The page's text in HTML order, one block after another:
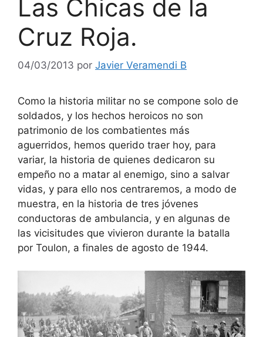
Las Chicas de la
Cruz Roja.
04/03/2013 por Javier Veramendi B
Como la historia militar no se compone solo de
soldados, y los hechos heroicos no son
patrimonio de los combatientes más
aguerridos, hemos querido traer hoy, para
variar, la historia de quienes dedicaron su
empeño no a matar al enemigo, sino a salvar
vidas, y para ello nos centraremos, a modo de
muestra, en la historia de tres jóvenes
conductoras de ambulancia, y en algunas de
las vicisitudes que vivieron durante la batalla
por Toulon, a finales de agosto de 1944.